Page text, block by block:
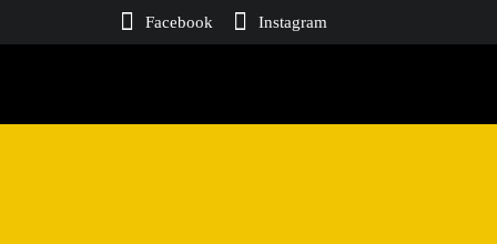
Facebook Instagram